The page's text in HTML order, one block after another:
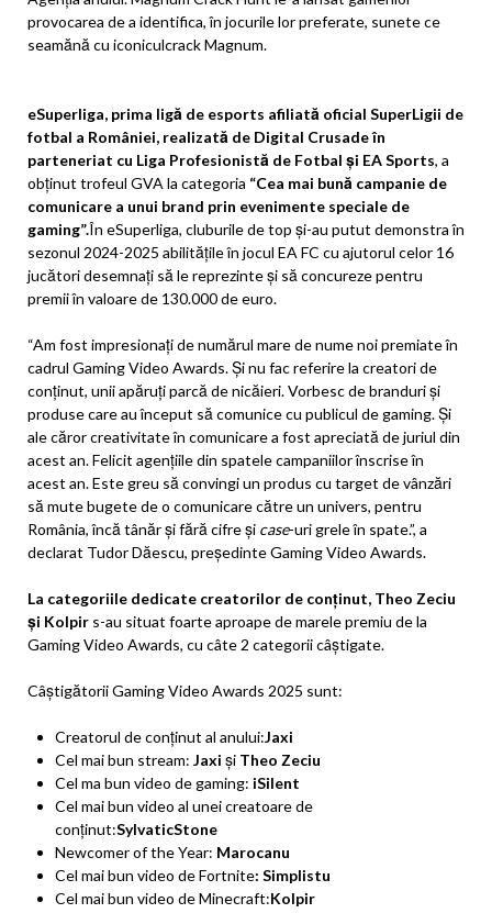
provocarea de a identifica, în jocurile lor preferate, sunete ce
seamănă cu iconiculcrack Magnum.
eSuperliga, prima ligă de esports afiliată oficial SuperLigii de
fotbal a României, realizată de Digital Crusade în
parteneriat cu Liga Profesionistă de Fotbal și EA Sports, a
obținut trofeul GVA la categoria “Cea mai bună campanie de
comunicare a unui brand prin evenimente speciale de
gaming”.În eSuperliga, cluburile de top și-au putut demonstra în
sezonul 2024-2025 abilitățile în jocul EA FC cu ajutorul celor 16
jucători desemnați să le reprezinte și să concureze pentru
premii în valoare de 130.000 de euro.
“Am fost impresionați de numărul mare de nume noi premiate în
cadrul Gaming Video Awards. Și nu fac referire la creatori de
conținut, unii apăruți parcă de nicăieri. Vorbesc de branduri și
produse care au început să comunice cu publicul de gaming. Și
ale căror creativitate în comunicare a fost apreciată de juriul din
acest an. Felicit agențiile din spatele campaniilor înscrise în
acest an. Este greu să convingi un produs cu target de vânzări
să mute bugete de o comunicare către un univers, pentru
România, încă tânăr și fără cifre și case-uri grele în spate.”, a
declarat Tudor Dăescu, președinte Gaming Video Awards.
La categoriile dedicate creatorilor de conținut, Theo Zeciu
și Kolpir s-au situat foarte aproape de marele premiu de la
Gaming Video Awards, cu câte 2 categorii câștigate.
Câștigătorii Gaming Video Awards 2025 sunt:
Creatorul de conținut al anului:Jaxi
Cel mai bun stream: Jaxi și Theo Zeciu
Cel ma bun video de gaming: iSilent
Cel mai bun video al unei creatoare de
conținut:SylvaticStone
Newcomer of the Year: Marocanu
Cel mai bun video de Fortnite: Simplistu
Cel mai bun video de Minecraft:Kolpir